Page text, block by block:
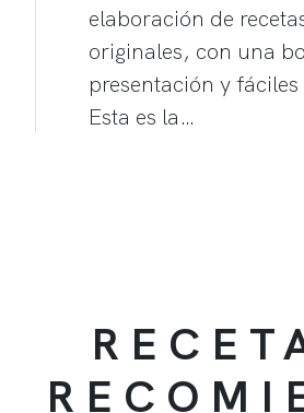
elaboración de
originales, con una
presentación y
Esta es la…